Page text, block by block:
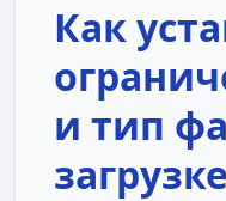
Как
и тип